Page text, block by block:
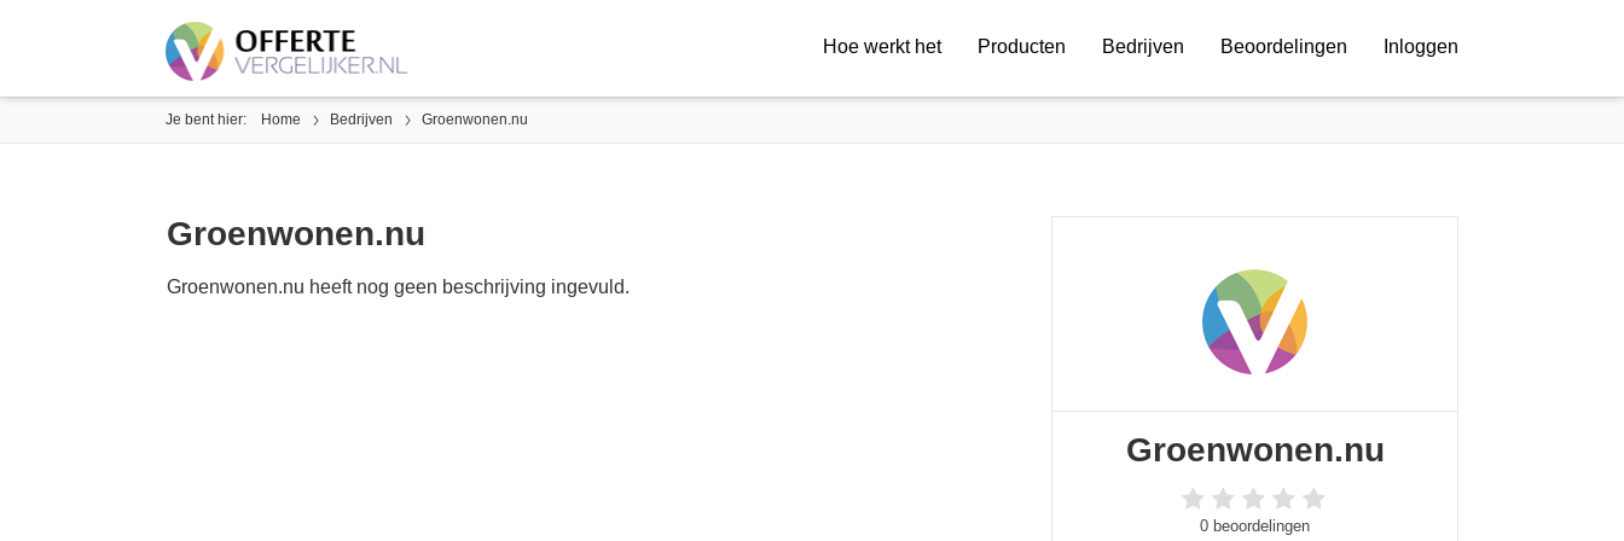
Hoe werkt het Producten Bedrijven Beoordelingen Inloggen
Je bent hier: Home Bedrijven Groenwonen.nu
Groenwonen.nu
Groenwonen.nu heeft nog geen beschrijving ingevuld.
Groenwonen.nu
0 beoordelingen